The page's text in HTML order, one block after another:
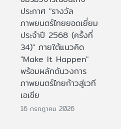
ประกาศ "รางวัล
ภาพยนตร์ไทยยอดเยี่ยม
ประจําปี 2568 (ครั้งที่
34)" ภายใต้แนวคิด
"Make It Happen"
พร้อมผลักดันวงการ
ภาพยนตร์ไทยก้าวสู่เวที
เอเชีย
16 กรกฎาคม 2026